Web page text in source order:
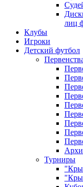
лиц
Клубы
Игроки
Детский футбол
Турниры